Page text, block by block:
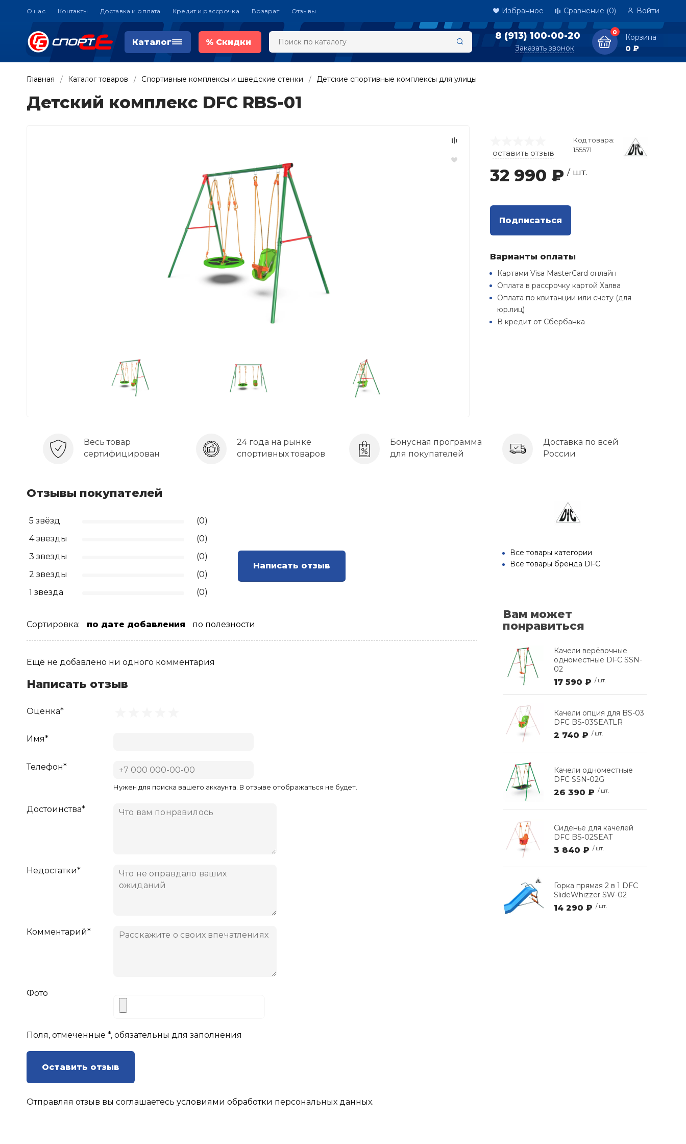
О нас Контакты Доставка и оплата Кредит и рассрочка Возврат Отзывы Избранное Сравнение (0) Войти
Каталог % Скидки
8 (913) 100-00-20
Заказать звонок
0
Корзина
0 ₽
Главная Каталог товаров Спортивные комплексы и шведские стенки Детские спортивные комплексы для улицы
Детский комплекс DFC RBS-01
оставить отзыв
Код товара:
155571
32 990 ₽ / шт.
Подписаться
Варианты оплаты
Картами Visa MasterCard онлайн
Оплата в рассрочку картой Халва
Оплата по квитанции или счету (для
юр.лиц)
В кредит от Сбербанка
Весь товар
сертифицирован
24 года на рынке
спортивных товаров
Бонусная программа
для покупателей
Доставка по всей
России
Отзывы покупателей
5 звёзд
(0)
4 звезды
(0)
3 звезды
(0)
2 звезды
(0)
1 звезда
(0)
Написать отзыв
Сортировка: по дате добавления по полезности
Ещё не добавлено ни одного комментария
Написать отзыв
Оценка*
Имя*
Телефон*
Нужен для поиска вашего аккаунта. В отзыве отображаться не будет.
Достоинства*
Недостатки*
Комментарий*
Фото
Поля, отмеченные *, обязательны для заполнения
Оставить отзыв
Отправляя отзыв вы соглашаетесь условиями обработки персональных данных.
Все товары категории
Все товары бренда DFC
Вам может
понравиться
Качели верёвочные
одноместные DFC SSN-
02
17 590 ₽ / шт.
Качели опция для BS-03
DFC BS-03SEATLR
2 740 ₽ / шт.
Качели одноместные
DFC SSN-02G
26 390 ₽ / шт.
Сиденье для качелей
DFC BS-02SEAT
3 840 ₽ / шт.
Горка прямая 2 в 1 DFC
SlideWhizzer SW-02
14 290 ₽ / шт.